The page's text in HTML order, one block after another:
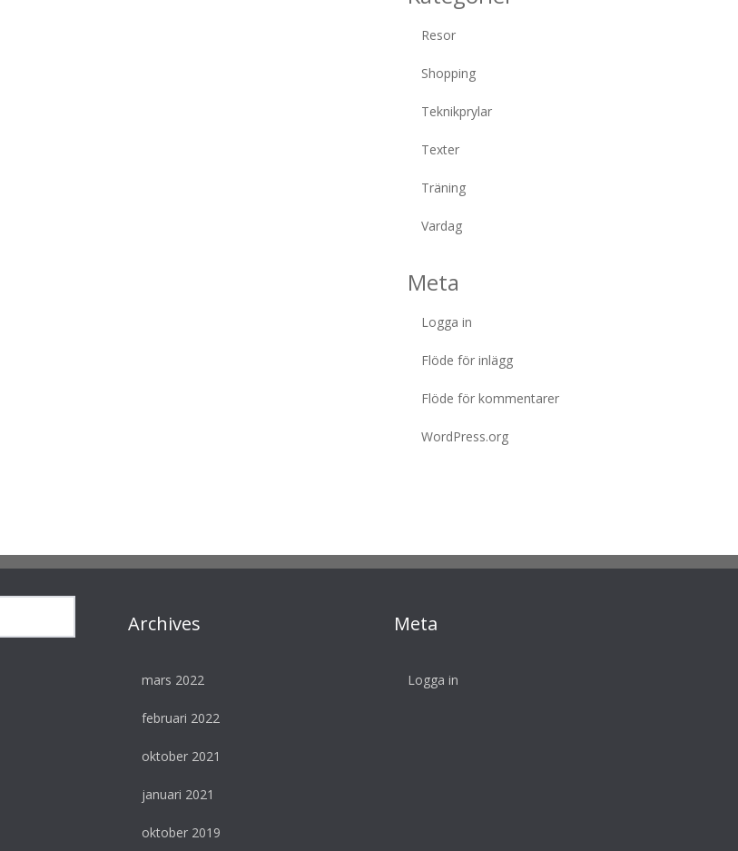
Resor
Shopping
Teknikprylar
Texter
Träning
Vardag
Meta
Logga in
Flöde för inlägg
Flöde för kommentarer
WordPress.org
Archives
mars 2022
februari 2022
oktober 2021
januari 2021
oktober 2019
Meta
Logga in